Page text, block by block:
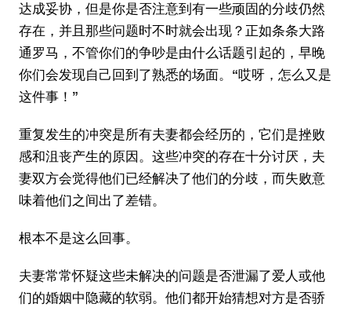
达成妥协，但是你是否注意到有一些顽固的分歧仍然
存在，并且那些问题时不时就会出现？正如条条大路
通罗马，不管你们的争吵是由什么话题引起的，早晚
你们会发现自己回到了熟悉的场面。“哎呀，怎么又是
这件事！”
重复发生的冲突是所有夫妻都会经历的，它们是挫败
感和沮丧产生的原因。这些冲突的存在十分讨厌，夫
妻双方会觉得他们已经解决了他们的分歧，而失败意
味着他们之间出了差错。
根本不是这么回事。
夫妻常常怀疑这些未解决的问题是否泄漏了爱人或他
们的婚姻中隐藏的软弱。他们都开始猜想对方是否骄